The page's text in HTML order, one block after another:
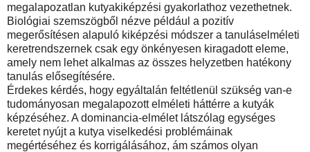
megalapozatlan kutyakiképzési gyakorlathoz vezethetnek.
Biológiai szemszögből nézve például a pozitív
megerősítésen alapuló kiképzési módszer a tanuláselméleti
keretrendszernek csak egy önkényesen kiragadott eleme,
amely nem lehet alkalmas az összes helyzetben hatékony
tanulás elősegítésére.
Érdekes kérdés, hogy egyáltalán feltétlenül szükség van-e
tudományosan megalapozott elméleti háttérre a kutyák
képzéséhez. A dominancia-elmélet látszólag egységes
keretet nyújt a kutya viselkedési problémáinak
megértéséhez és korrigálásához, ám számos olyan